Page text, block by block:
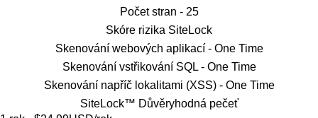
Počet stran - 25
Skóre rizika SiteLock
Skenování webových aplikací - One Time
Skenování vstřikování SQL - One Time
Skenování napříč lokalitami (XSS) - One Time
SiteLock™ Důvěryhodná pečeť